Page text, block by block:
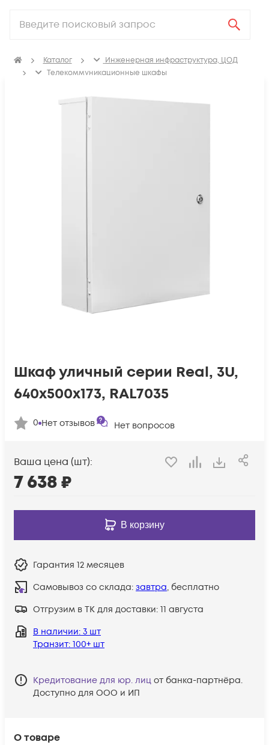
Каталог
Инженерная инфраструктура, ЦОД
Телекоммуникационные шкафы
Настенные уличные телекоммуникационные
всепогодные шкафы
О товаре
Шкаф уличный серии Real, 3U,
640х500х173, RAL7035
0 Нет отзывов Нет вопросов
Ваша цена (шт):
7 638₽
В корзину
Гарантия 12 месяцев
Самовывоз со склада: завтра, бесплатно
Отгрузим в ТК для доставки: 11 августа
В наличии: 3 шт
Транзит: 100+ шт
Кредитование для юр. лиц от банка-партнёра.
Доступно для ООО и ИП